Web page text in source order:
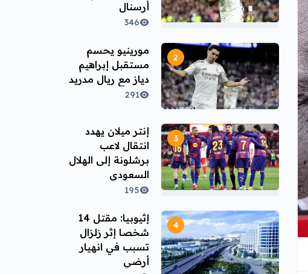
أرسنال
346
مورينيو يحسم
مستقبل إبراهيم
دياز مع ريال مدريد
291
إنتر ميلان يهدد
انتقال لاعب
برشلونة إلى الهلال
السعودي
195
إثيوبيا: مقتل 14
شخصا إثر زلزال
تسبب في انهيار
أرضي